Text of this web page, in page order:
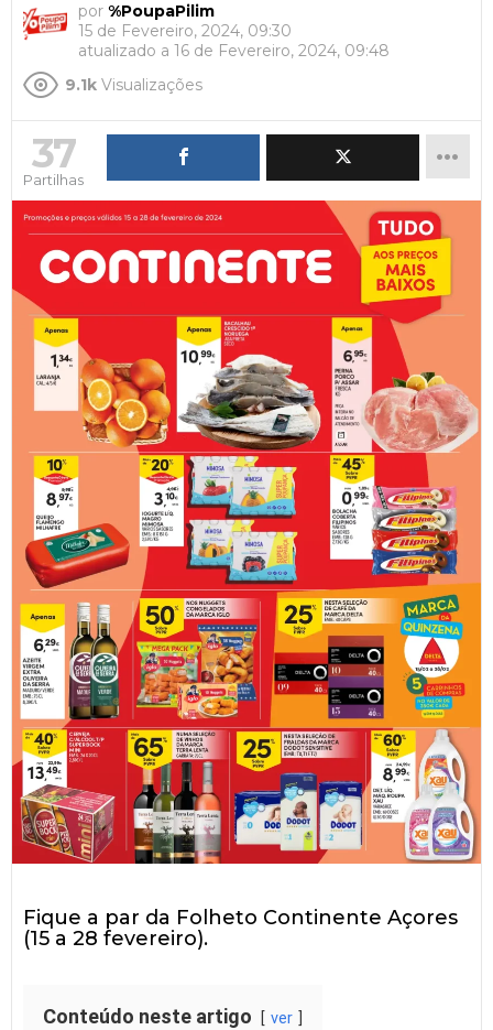
por %PoupaPilim
15 de Fevereiro, 2024, 09:30
atualizado a 16 de Fevereiro, 2024, 09:48
9.1k Visualizações
37
Partilhas
Fique a par da Folheto Continente Açores
(15 a 28 fevereiro).
Conteúdo neste artigo ver